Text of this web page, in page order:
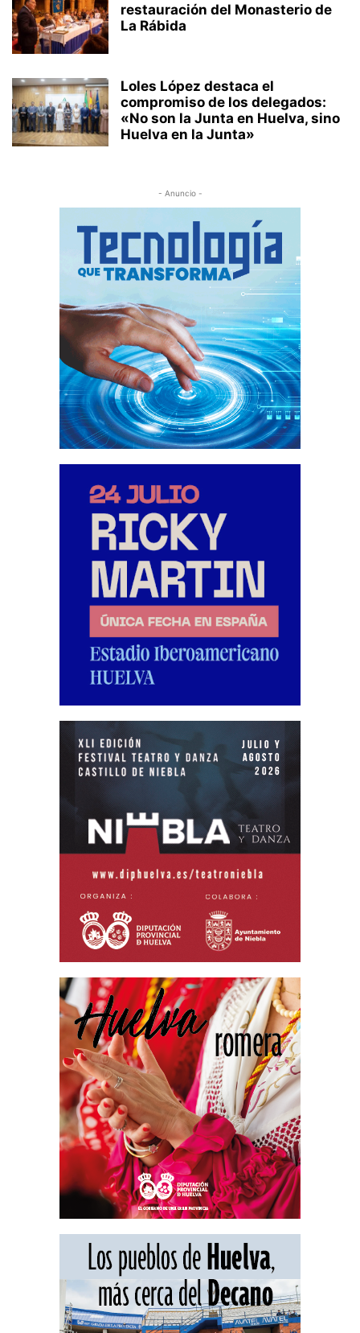
restauración del Monasterio de
La Rábida
Loles López destaca el
compromiso de los delegados:
«No son la Junta en Huelva, sino
Huelva en la Junta»
- Anuncio -